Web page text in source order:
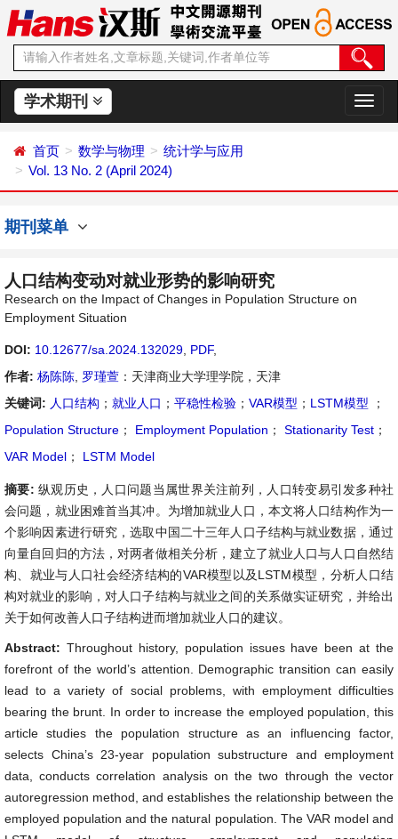
学术期刊
切
换
首页 数学与物理
统计学与应用
Vol. 13 No. 2 (April 2024)
期刊菜单
人口结构变动对就业形势的影响研究
Research on the Impact of Changes in Population Structure on
Employment Situation
DOI: 10.12677/sa.2024.132029 PDF,
作者: 杨陈陈 罗瑾萱 ：天津商业大学理学院，天津
关键词: 人口结构 ； 就业人口 ； 平稳性检验 ； VAR模型 ； LSTM模型
；
Population Structure ； Employment Population ； Stationarity Test ；
VAR Model ； LSTM Model
摘要: 纵观历史，人口问题当属世界关注前列，人口转变易引发多种社
会问题，就业困难首当其冲。为增加就业人口，本文将人口结构作为一
个影响因素进行研究，选取中国二十三年人口子结构与就业数据，通过
向量自回归的方法，对两者做相关分析，建立了就业人口与人口自然结
构、就业与人口社会经济结构的VAR模型以及LSTM模型，分析人口结
构对就业的影响，对人口子结构与就业之间的关系做实证研究，并给出
关于如何改善人口子结构进而增加就业人口的建议。
Abstract: Throughout history, population issues have been at the
forefront of the world’s attention. Demographic transition can easily
lead to a variety of social problems, with employment difficulties
bearing the brunt. In order to increase the employed population, this
article studies the population structure as an influencing factor,
selects China’s 23-year population substructure and employment
data, conducts correlation analysis on the two through the vector
autoregression method, and establishes the relationship between the
employed population and the natural population. The VAR model and